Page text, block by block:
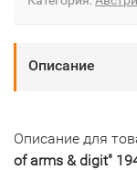
Описание
Описание для
of arms & digit"